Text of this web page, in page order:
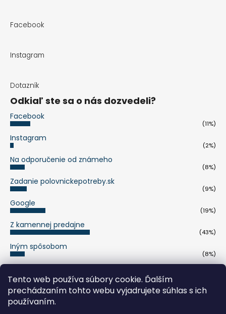
Tento web používa súbory cookie. Ďalším
prechádzaním tohto webu vyjadrujete súhlas s ich
používaním.
Facebook
Instagram
Dotazník
Odkiaľ ste sa o nás dozvedeli?
Facebook
(11%)
Instagram
(2%)
Na odporučenie od známeho
(8%)
Zadanie polovnickepotreby.sk
(9%)
Google
(19%)
Z kamennej predajne
(43%)
Iným spôsobom
(8%)
Počet hlasov:263